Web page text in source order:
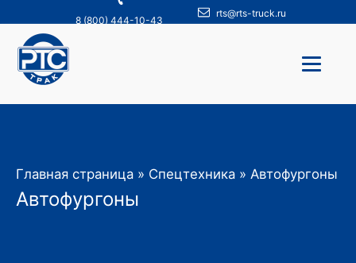
8 (800) 444-10-43
rts@rts-truck.ru
Главная страница » Спецтехника » Автофургоны
Автофургоны